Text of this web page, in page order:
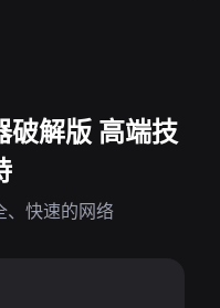
破解版 高端技
、快速的网络